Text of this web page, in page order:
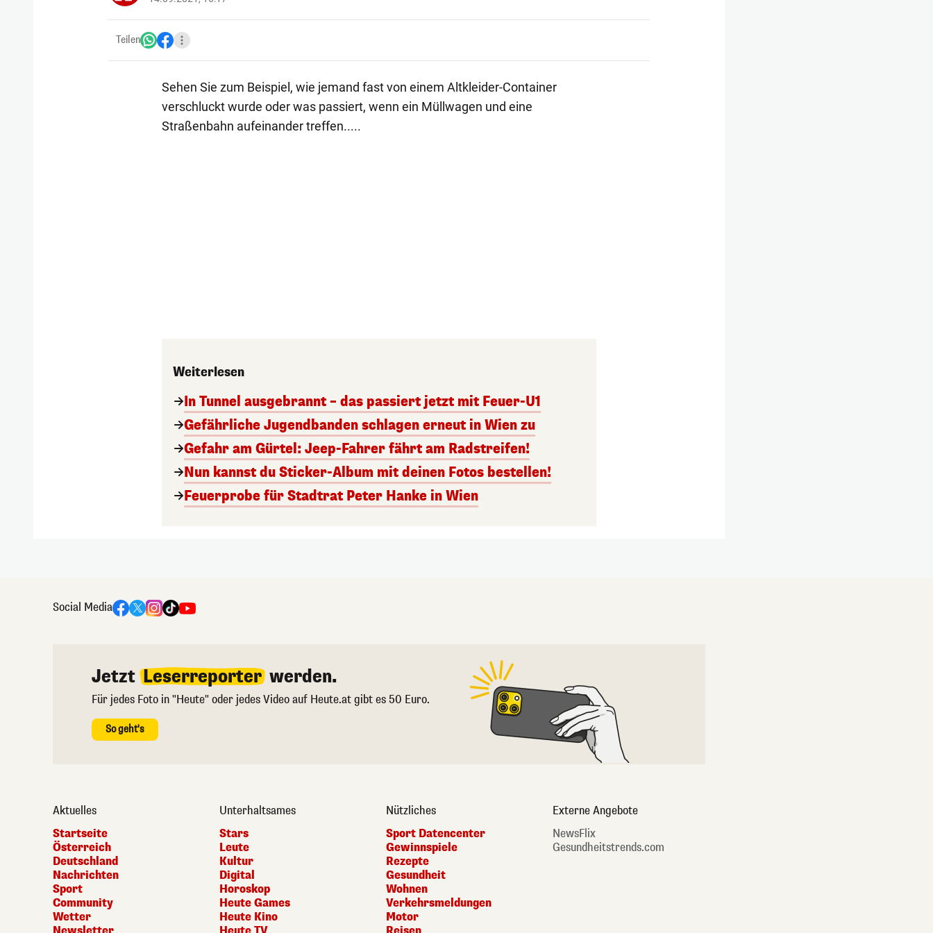
Teilen
Sehen Sie zum Beispiel, wie jemand fast von einem Altkleider-Container
verschluckt wurde oder was passiert, wenn ein Müllwagen und eine
Straßenbahn aufeinander treffen.....
Weiterlesen
In Tunnel ausgebrannt – das passiert jetzt mit Feuer-U1
Gefährliche Jugendbanden schlagen erneut in Wien zu
Gefahr am Gürtel: Jeep-Fahrer fährt am Radstreifen!
Nun kannst du Sticker-Album mit deinen Fotos bestellen!
Feuerprobe für Stadtrat Peter Hanke in Wien
Social Media
Jetzt Leserreporter werden.
Für jedes Foto in "Heute" oder jedes Video auf Heute.at gibt es 50 Euro.
So geht's
Aktuelles
Startseite
Österreich
Deutschland
Nachrichten
Sport
Community
Wetter
Unterhaltsames
Stars
Leute
Kultur
Digital
Horoskop
Heute Games
Heute Kino
Nützliches
Sport Datencenter
Gewinnspiele
Rezepte
Gesundheit
Wohnen
Verkehrsmeldungen
Motor
Externe Angebote
NewsFlix
Gesundheitstrends.com